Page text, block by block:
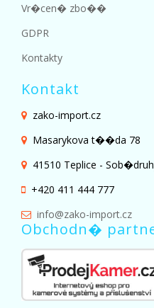
Vr�cen� zbo��
GDPR
Kontakty
Kontakt
zako-import.cz
Masarykova t��da 78
41510 Teplice -
+420 411 444 777
info@zako-import.cz
Obchodn�